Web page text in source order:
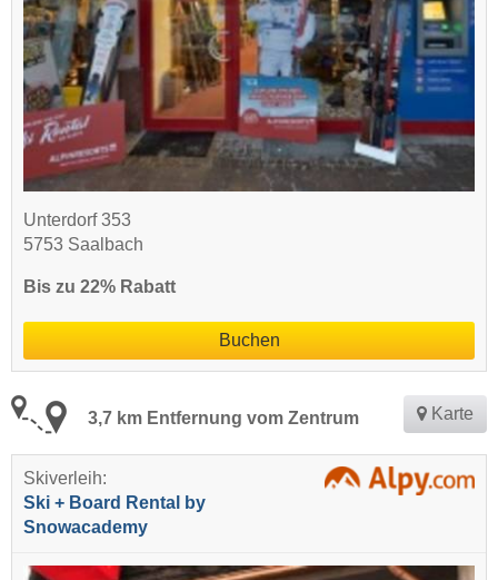
Unterdorf 353
5753 Saalbach
Bis zu 22% Rabatt
Buchen
3,7 km Entfernung vom Zentrum Karte
Skiverleih:
Ski + Board Rental by
Snowacademy